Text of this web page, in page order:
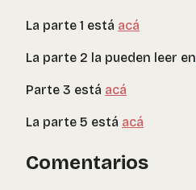
La parte 1 está acá
La parte 2 la pueden leer en
Parte 3 está acá
La parte 5 está acá
Comentarios